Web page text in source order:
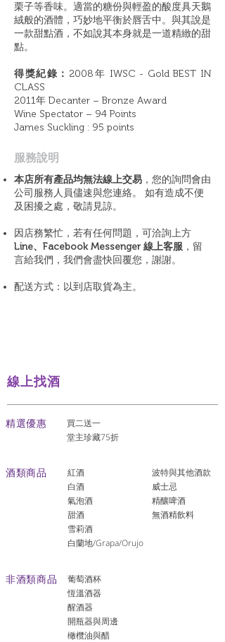
栗子等香味。適當的糖份與輕盈的酸度具天鵝
絨般的酒體，巧妙地平衡於唇舌中。與其說是
一款甜點酒，不如說其本身就是一道精緻的甜
點。
得獎紀錄： 2008年 IWSC - Gold BEST IN
CLASS
2011年 Decanter – Bronze Award
Wine Spectator – 94 Points
James Suckling : 95 points
​服務說明
本店所有產品均無法線上交易 ，您的詢問會由
公司服務人員儘速與您連絡。 如有造成不便
及困擾之處，敬請見諒。
因店務繁忙，若有任何問題，可洽詢上方
Line、Facebook Messenger 線上客服 ，留
言給我們，我們會盡快回覆您，謝謝。
配送方式：以到店取貨為主。
線上找酒
​精選優惠
買二送一
堂主珍藏75折
酒類商品
紅酒
白酒
氣泡酒
​甜酒
雪莉酒
白蘭地/Grapa/Orujo
波特與其他酒款
威士忌
精釀啤酒
​無酒精飲料
非酒類商品
葡萄酒杯
恆溫酒器
醒酒器
開瓶器與周邊
橄欖油與醋